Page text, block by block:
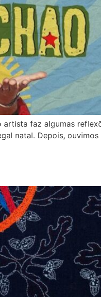
artista faz algumas
natal. Depois, ouvimos